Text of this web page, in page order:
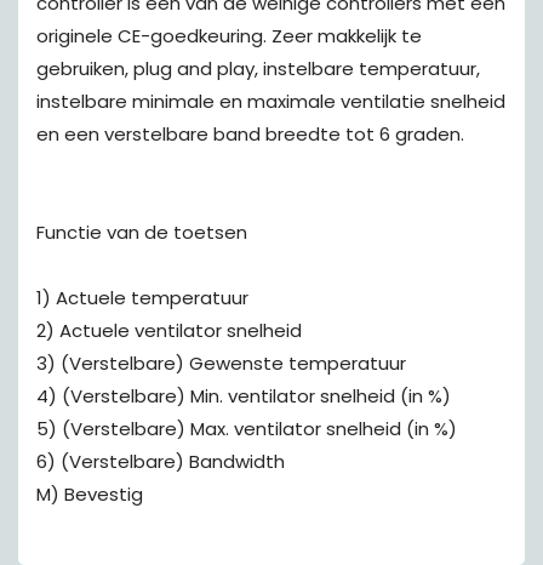
originele CE-goedkeuring. Zeer makkelijk te
gebruiken, plug and play, instelbare temperatuur,
instelbare minimale en maximale ventilatie snelheid
en een verstelbare band breedte tot 6 graden.
Functie van de toetsen
1) Actuele temperatuur
2) Actuele ventilator snelheid
3) (Verstelbare) Gewenste temperatuur
4) (Verstelbare) Min. ventilator snelheid (in %)
5) (Verstelbare) Max. ventilator snelheid (in %)
6) (Verstelbare) Bandwidth
M) Bevestig